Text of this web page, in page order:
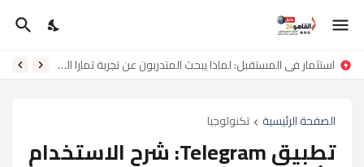
استثمار في المستقبل: لماذا يبحث المتدربون عن تجربة تمارا العمري الحقيقية؟
الصفحة الرئيسية تكنولوجيا
تطبيق Telegram: شرح الاستخدام